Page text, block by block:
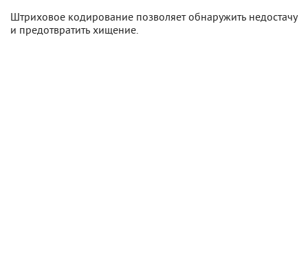
Штриховое кодирование позволяет обнаружить недостачу
и предотвратить хищение.